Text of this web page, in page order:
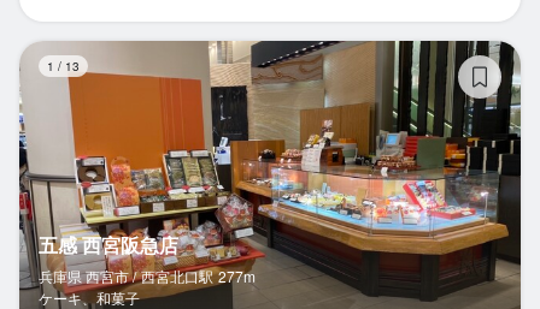
1 / 13
五感 西宮阪急店
兵庫県 西宮市 / 西宮北口駅 277m
ケーキ、和菓子